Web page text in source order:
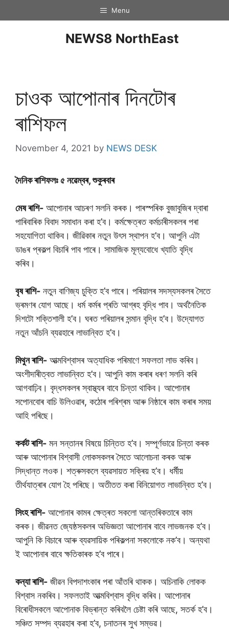
Menu
NEWS8 NorthEast
চাওক আপোনাৰ দিনটােৰ
ৰাশিফল
November 4, 2021 by NEWS DESK
দৈনিক ৰাশিফলঃ ৫ নৱেম্বৰ, শুকুৰবাৰ
মেষ ৰাশি- আপোনাৰ আচৰণ সলনি কৰক। পাৰস্পৰিক বুজাবুজিৰ দ্বাৰা
পাৰিবাৰিক বিবাদ সমাধান কৰা হ’ব। কৰ্মক্ষেত্ৰত কৰ্মচাৰীসকলৰ পৰা
সহযোগিতা থাকিব। জীৱিকাৰ নতুন উৎস স্থাপন হ’ব। আপুনি এটা
ডাঙৰ প্ৰকল্প বিচাৰি পাব পাৰে। সামাজিক মূল্যবোধে খ্যাতি বৃদ্ধি
কৰিব।
বৃষ ৰাশি- নতুন বাণিজ্য চুক্তি হ’ব পাৰে। পৰিয়ালৰ সদস্যসকলৰ সৈতে
ভ্ৰমণৰ যোগ আছে। ধৰ্ম কৰ্মৰ প্ৰতি আগ্ৰহ বৃদ্ধি পাব। অৰ্থনৈতিক
দিশটো শক্তিশালী হ’ব। ঘৰত পৰিয়ালৰ সন্মান বৃদ্ধি হ’ব। উদ্যোগত
নতুন আঁচনি ব্যৱহাৰে লাভান্বিত হ’ব।
মিথুন ৰাশি- আত্মবিশ্বাসৰ অত্যাধিক পৰিমাণে সফলতা লাভ কৰিব।
অংশীদাৰীত্বত লাভান্বিত হ’ব। আপুনি কাম কৰাৰ ধৰণ সলনি কৰি
আগবাঢ়িব। বৃদ্ধসকলৰ স্বাস্থ্যৰ বাবে চিন্তা থাকিব। আপোনাৰ
সপোনবোৰ বাচি উলিওৱাৰ, কঠোৰ পৰিশ্ৰম আৰু নিষ্ঠাৰে কাম কৰাৰ সময়
আহি পৰিছে।
কৰ্কট ৰাশি- মন সন্তানৰ বিষয়ে চিন্তিত হ’ব। সম্পূৰ্ণভাৱে চিন্তা কৰক
আৰু আপোনাৰ বিশ্বাসী লোকসকলৰ সৈতে আলােচনা কৰক আৰু
সিদ্ধান্ত লওক। শত্ৰুসকলে ব্যৱসায়ত সক্ৰিয় হ’ব। ধৰ্মীয়
তীৰ্থযাত্ৰাৰ যোগ হৈ পৰিছে। অতীতত কৰা বিনিয়োগত লাভান্বিত হ’ব।
সিংহ ৰাশি- আপোনাৰ কামৰ ক্ষেত্ৰত সকলো আন্তৰিকতাৰে কাম
কৰক। জীৱনত জ্যেষ্ঠসকলৰ অভিজ্ঞতা আপোনাৰ বাবে লাভজনক হ’ব।
আপুনি কি বিচাৰে আৰু ব্যৱসায়িক পৰিকল্পনা সকলোকে নক’ব। অন্যথা
ই আপোনাৰ বাবে ক্ষতিকাৰক হ’ব পাৰে।
কন্যা ৰাশি- জীৱন বিপদাশংকাৰ পৰা আঁতৰি থাকক। অচিনাকি লোকক
বিশ্বাস নকৰিব। সফলতাই আত্মবিশ্বাস বৃদ্ধি কৰিব। আপোনাৰ
বিৰোধীসকলে আপোনাক বিভ্ৰান্ত কৰিবলৈ চেষ্টা কৰি আছে, সতৰ্ক হ’ব।
সঞ্চিত সম্পদ ব্যৱহাৰ কৰা হ’ব, চনাতনৰ সুখ সম্ভৱ।